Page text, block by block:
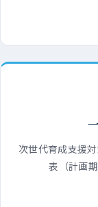
次世代育成支援
表（計画